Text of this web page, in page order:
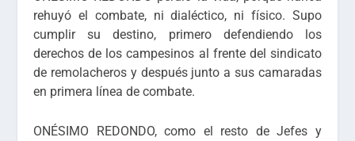
rehuyó el combate, ni dialéctico, ni físico. Supo
cumplir su destino, primero defendiendo los
derechos de los campesinos al frente del sindicato
de remolacheros y después junto a sus camaradas
en primera línea de combate.
ONÉSIMO REDONDO, como el resto de Jefes y